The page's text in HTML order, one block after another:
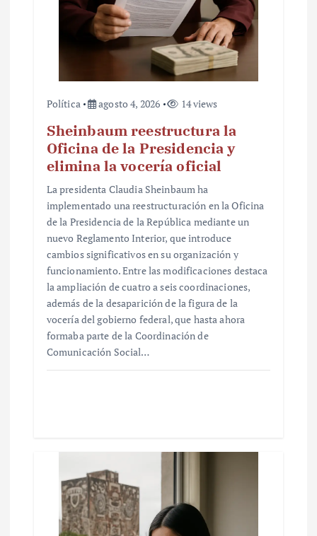
Política agosto 4, 2026 14 views
Sheinbaum reestructura la
Oficina de la Presidencia y
elimina la vocería oficial
La presidenta Claudia Sheinbaum ha
implementado una reestructuración en la Oficina
de la Presidencia de la República mediante un
nuevo Reglamento Interior, que introduce
cambios significativos en su organización y
funcionamiento. Entre las modificaciones destaca
la ampliación de cuatro a seis coordinaciones,
además de la desaparición de la figura de la
vocería del gobierno federal, que hasta ahora
formaba parte de la Coordinación de
Comunicación Social…